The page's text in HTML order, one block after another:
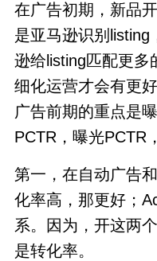
在广告初期，新品
是亚马逊识别listing
逊给listing匹配更多
细化运营才会有更
广告前期的重点是
PCTR，曝光PCTR
第一，在自动广告
化率高，那更好；
系。因为，开这两
是转化率。